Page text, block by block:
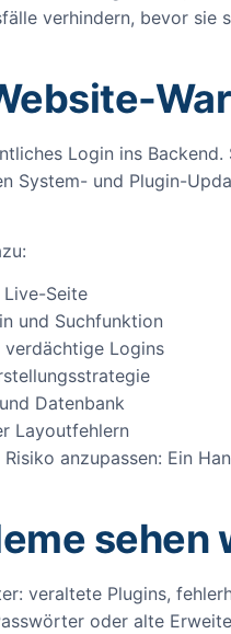
verhindern, bevor
Login ins
System- und Plugin-
Seite
und Suchfunktion
verdächtige Logins
Datenbank
Layoutfehlern
anzupassen: Ein
veraltete Plugins,
oder alte